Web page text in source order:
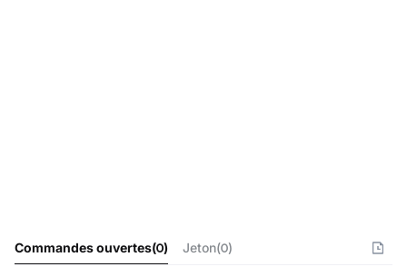
Commandes ouvertes(0) Jeton(0)